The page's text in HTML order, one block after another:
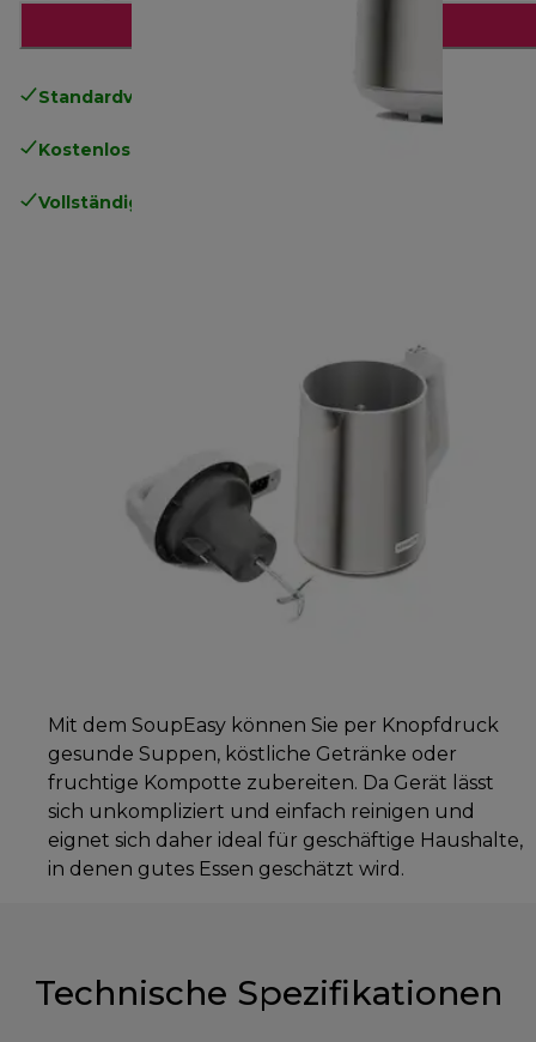
Standardversand kostenlos
Kostenlose Rücksendungen
Vollständige Herstellergarantie
Mit dem SoupEasy können Sie per Knopfdruck
gesunde Suppen, köstliche Getränke oder
fruchtige Kompotte zubereiten. Da Gerät lässt
sich unkompliziert und einfach reinigen und
eignet sich daher ideal für geschäftige Haushalte,
in denen gutes Essen geschätzt wird.
Technische Spezifikationen